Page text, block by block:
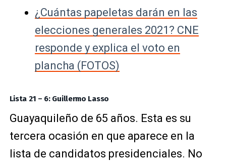
¿Cuántas papeletas darán en las
elecciones generales 2021? CNE
responde y explica el voto en
plancha (FOTOS)
Lista 21 – 6: Guillermo Lasso
Guayaquileño de 65 años. Esta es su
tercera ocasión en que aparece en la
lista de candidatos presidenciales. No